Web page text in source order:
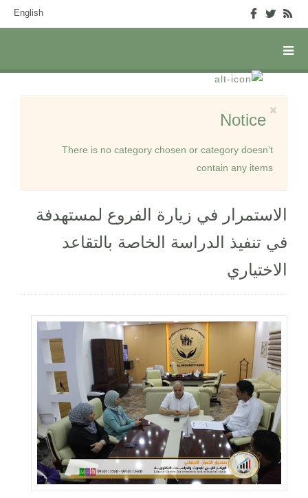
English
Notice
There is no category chosen or category doesn't
contain any items
الاستمرار في زيارة الفروع لمستهدفة
في تنفيذ الدراسة الخاصة بالتقاعد
الاختياري